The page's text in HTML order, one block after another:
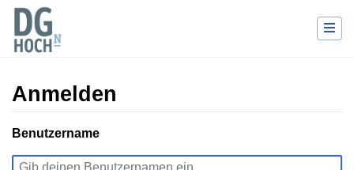
Anmelden
Wechseln zu:Navigation
Benutzername